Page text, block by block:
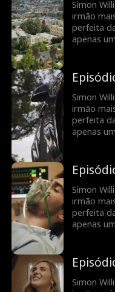
medula
Leslie
herdeiro
dólares e
Simon
irmão
perfeita
apenas
possa
de um
medula
Leslie
herdeiro
dólares e
Simon
irmão
perfeita
apenas
possa
de um
medula
Leslie
herdeiro
dólares e
Simon
irmão
perfeita
apenas
possa
de um
medula
Simon